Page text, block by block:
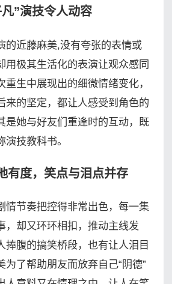
”演技令人动容
的近藤麻美,没有夸张的表情或
用极其生活化的表演让观众感同
重生中展现出的细微情绪变化，
来的坚定，都让人感受到角色的
是她与好友们重逢时的互动，既
技教科书。
有度，笑点与泪点并存
情节奏把控得非常出色，每一集
，却又环环相扣，推动主线发
捧腹的搞笑桥段，也有让人泪目
为了帮助朋友而放弃自己“阴德”